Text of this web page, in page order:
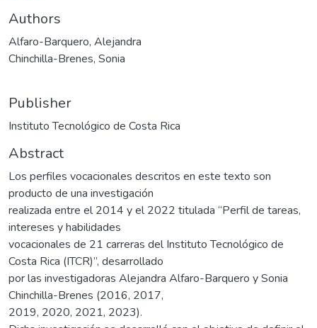
Authors
Alfaro-Barquero, Alejandra
Chinchilla-Brenes, Sonia
Publisher
Instituto Tecnológico de Costa Rica
Abstract
Los perfiles vocacionales descritos en este texto son
producto de una investigación
realizada entre el 2014 y el 2022 titulada “Perfil de tareas,
intereses y habilidades
vocacionales de 21 carreras del Instituto Tecnológico de
Costa Rica (ITCR)”, desarrollado
por las investigadoras Alejandra Alfaro-Barquero y Sonia
Chinchilla-Brenes (2016, 2017,
2019, 2020, 2021, 2023).